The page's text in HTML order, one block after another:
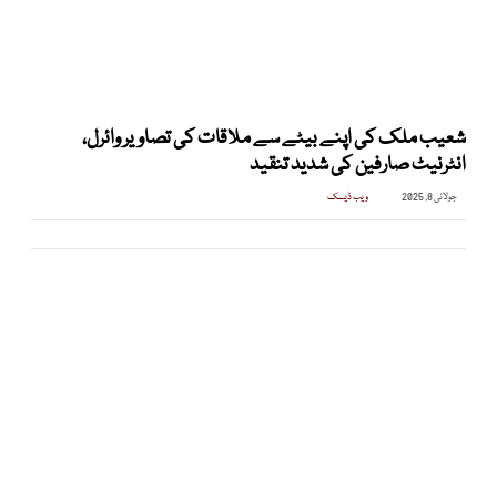
شعیب ملک کی اپنے بیٹے سے ملاقات کی تصاویر وائرل،
انٹرنیٹ صارفین کی شدید تنقید
جولائی 8, 2025 ویب ڈیسک